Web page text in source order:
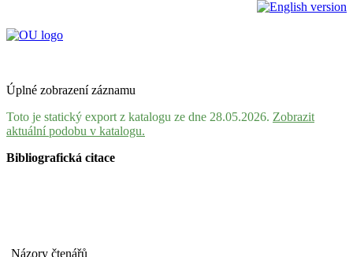
Úplné zobrazení záznamu
Toto je statický export z katalogu ze dne 28.05.2026. Zobrazit
aktuální podobu v katalogu.
Bibliografická citace
Názory čtenářů